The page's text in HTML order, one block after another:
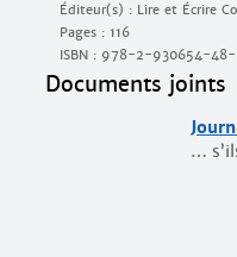
Éditeur(s) : Lire et Écrire
Pages : 116
ISBN : 978-2-930654-48-
Documents joints
…